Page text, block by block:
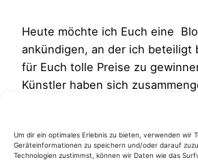
Um dir ein optimales Erlebnis zu bieten, verwenden wir
Geräteinformationen zu speichern und/oder darauf
Technologien zustimmst, können wir Daten wie das
Heute möchte ich Euch eine
ankündigen, an der ich beteiligt
für Euch tolle Preise zu
Künstler haben sich
für die Teilnehmenden, verlost
Eigenregie ein Bild von sich…